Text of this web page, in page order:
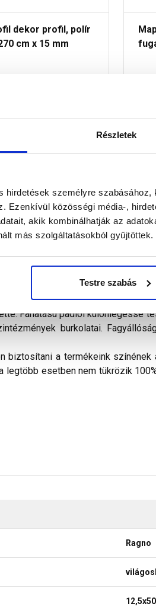
Részletek
hirdetések személyre
Ezenkívül közösségi média-,
akik kombinálhatják az
más szolgáltatásokból gyűjtöttek.
Testre szabás
dekor profil, polír
cm x 15 mm
Ft/ db 4
Fahatású padlói különlegessé
burkolatai.
biztosítani a termékeink
esetben nem tükrözik
Ragno